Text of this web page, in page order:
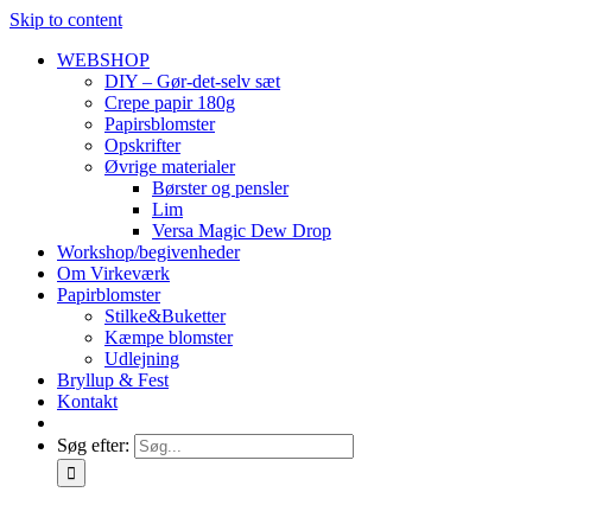
Skip to content
WEBSHOP
DIY – Gør-det-selv sæt
Crepe papir 180g
Papirsblomster
Opskrifter
Øvrige materialer
Børster og pensler
Lim
Versa Magic Dew Drop
Workshop/begivenheder
Om Virkeværk
Papirblomster
Stilke&Buketter
Kæmpe blomster
Udlejning
Bryllup & Fest
Kontakt
Søg efter: